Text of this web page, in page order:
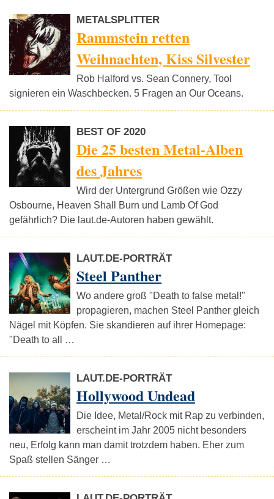
METALSPLITTER
Rammstein retten
Weihnachten, Kiss Silvester
Rob Halford vs. Sean Connery, Tool
signieren ein Waschbecken. 5 Fragen an Our Oceans.
BEST OF 2020
Die 25 besten Metal-Alben
des Jahres
Wird der Untergrund Größen wie Ozzy
Osbourne, Heaven Shall Burn und Lamb Of God
gefährlich? Die laut.de-Autoren haben gewählt.
LAUT.DE-PORTRÄT
Steel Panther
Wo andere groß "Death to false metal!"
propagieren, machen Steel Panther gleich
Nägel mit Köpfen. Sie skandieren auf ihrer Homepage:
"Death to all …
LAUT.DE-PORTRÄT
Hollywood Undead
Die Idee, Metal/Rock mit Rap zu verbinden,
erscheint im Jahr 2005 nicht besonders
neu, Erfolg kann man damit trotzdem haben. Eher zum
Spaß stellen Sänger …